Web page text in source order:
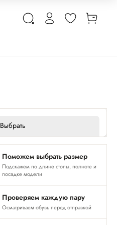
Выбрать
Поможем выбрать размер
Подскажем по длине стопы, полноте и
посадке модели
Проверяем каждую пару
Осматриваем обувь перед отправкой